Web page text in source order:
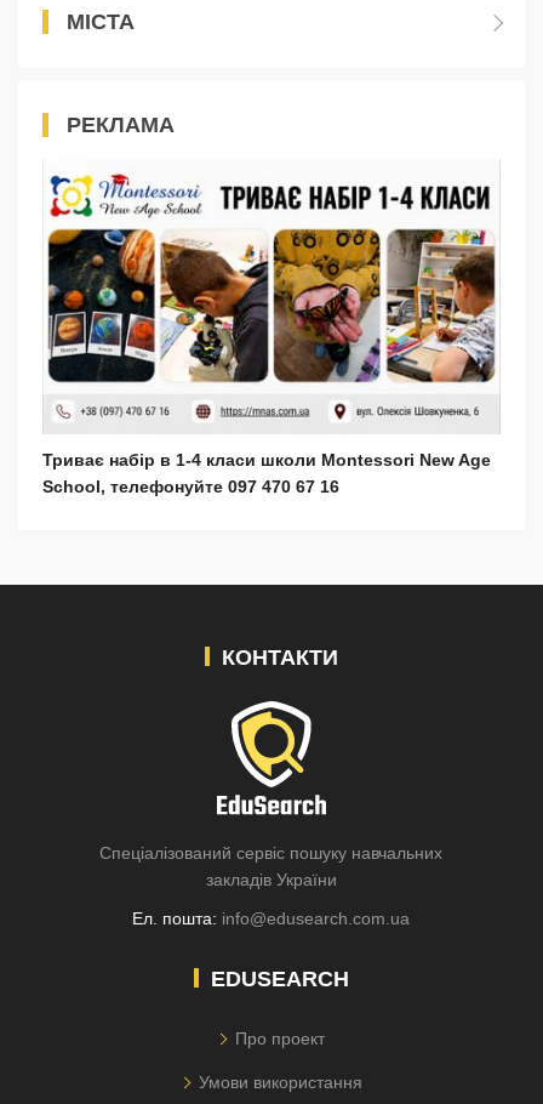
МІСТА
РЕКЛАМА
Триває набір в 1-4 класи школи Montessori New Age
School, телефонуйте 097 470 67 16
КОНТАКТИ
Спеціалізований сервіс пошуку навчальних
закладів України
Ел. пошта: info@edusearch.com.ua
EDUSEARCH
Про проект
Умови використання